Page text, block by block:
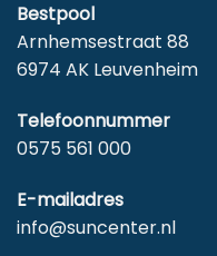
Bestpool
Arnhemsestraat 88
6974 AK Leuvenheim
Telefoonnummer
0575 561 000
E-mailadres
info@suncenter.nl